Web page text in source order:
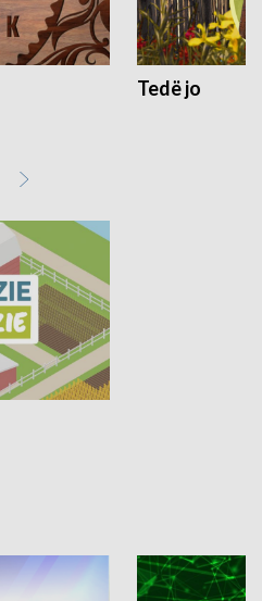
Tedë jo